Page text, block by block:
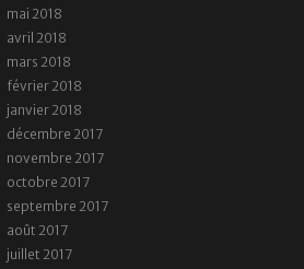
mai 2018
avril 2018
mars 2018
février 2018
janvier 2018
décembre 2017
novembre 2017
octobre 2017
septembre 2017
août 2017
juillet 2017